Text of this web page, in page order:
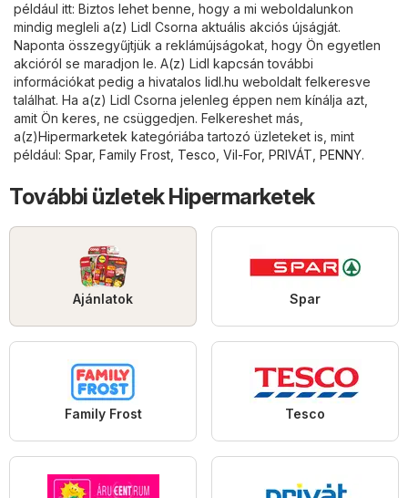
például itt: Biztos lehet benne, hogy a mi weboldalunkon
mindig megleli a(z) Lidl Csorna aktuális akciós újságját.
Naponta összegyűjtjük a reklámújságokat, hogy Ön egyetlen
akcióról se maradjon le. A(z) Lidl kapcsán további
információkat pedig a hivatalos lidl.hu weboldalt felkeresve
találhat. Ha a(z) Lidl Csorna jelenleg éppen nem kínálja azt,
amit Ön keres, ne csüggedjen. Felkereshet más,
a(z)Hipermarketek kategóriába tartozó üzleteket is, mint
például: Spar, Family Frost, Tesco, Vil-For, PRIVÁT, PENNY.
További üzletek Hipermarketek
Ajánlatok Spar
Family Frost Tesco